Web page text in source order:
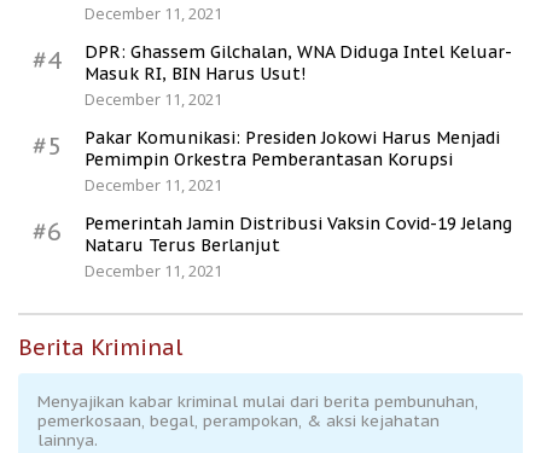
December 11, 2021
#4
DPR: Ghassem Gilchalan, WNA Diduga Intel Keluar-
Masuk RI, BIN Harus Usut!
December 11, 2021
#5
Pakar Komunikasi: Presiden Jokowi Harus Menjadi
Pemimpin Orkestra Pemberantasan Korupsi
December 11, 2021
#6
Pemerintah Jamin Distribusi Vaksin Covid-19 Jelang
Nataru Terus Berlanjut
December 11, 2021
Berita Kriminal
Menyajikan kabar kriminal mulai dari berita pembunuhan,
pemerkosaan, begal, perampokan, & aksi kejahatan
lainnya.